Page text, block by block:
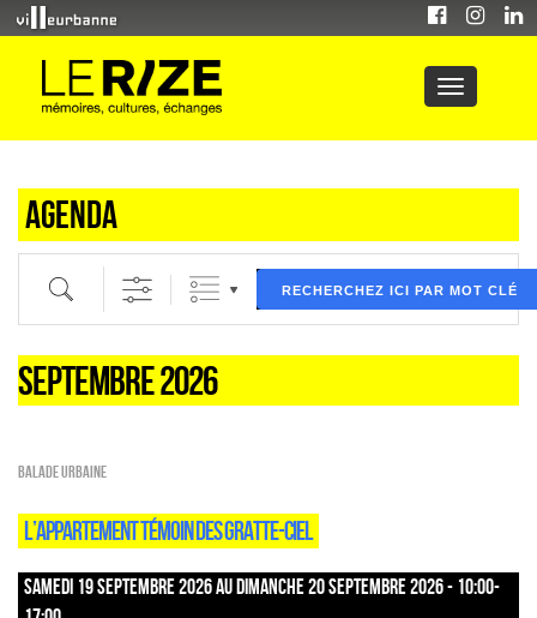
Agenda
Recherche par mot clé (ici) et / ou filtre (ci dessous) puis validez
RECHERCHEZ ICI PAR MOT CLÉ
SEPTEMBRE 2026
Balade urbaine
L’APPARTEMENT TÉMOIN DES GRATTE-CIEL
SAMEDI 19 SEPTEMBRE 2026 AU DIMANCHE 20 SEPTEMBRE 2026 - 10:00-